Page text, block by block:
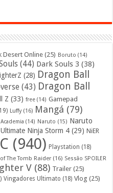
Desert Online (25) Boruto (14)
(44) Dark Souls 3 (38)
(28) Dragon Ball
(43) Dragon Ball
Z (33) free (14) Gamepad
Luffy(16) Mangá (79)
(14) Naruto (15) Naruto
Ninja Storm 4 (29) NiER
(940) Playstation (18)
The Tomb Raider (16) Sessão SPOILER
V (88) Trailer (25)
Vingadores Ultimato (18) Vlog (25)